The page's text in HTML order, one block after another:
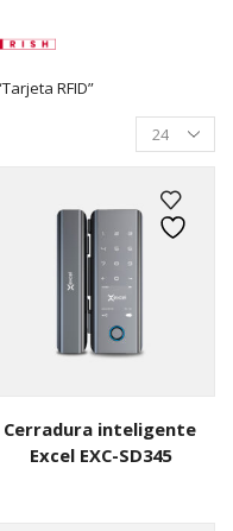
RFID”
Productos
per
Cerradura inteligente
Excel EXC-SD345